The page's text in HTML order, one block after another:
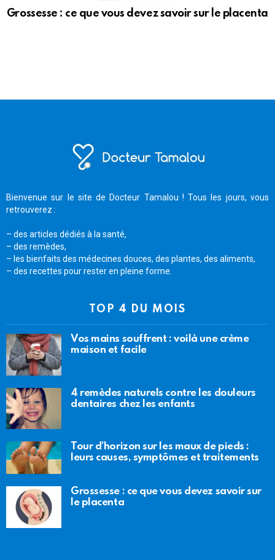
Grossesse : ce que vous devez savoir sur le placenta
Bienvenue sur le site de Docteur Tamalou ! Tous les jours, vous
retrouverez :
– des articles dédiés à la santé,
– des remèdes,
– les bienfaits des médecines douces, des plantes, des aliments,
– des recettes pour rester en pleine forme.
TOP 4 DU MOIS
Vos mains souffrent : voilà une crème
maison et facile
4 remèdes naturels contre les douleurs
dentaires chez les enfants
Tour d’horizon sur les maux de pieds :
leurs causes, symptômes et traitements
Grossesse : ce que vous devez savoir sur
le placenta